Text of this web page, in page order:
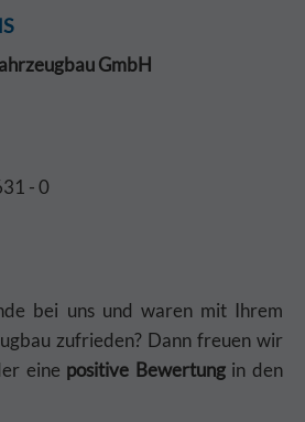
GmbH
- 0
bei uns und waren mit Ihrem
zufrieden? Dann freuen wir
eine positive Bewertungin den